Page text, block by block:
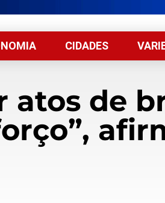
CIDADES
atos de